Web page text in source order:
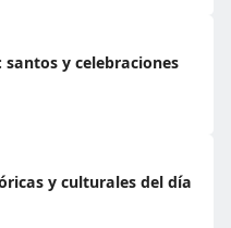
y celebraciones
y culturales del día